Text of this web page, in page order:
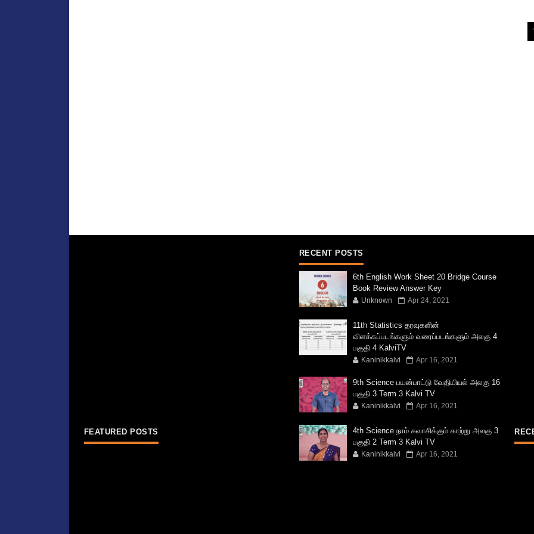
FEATURED POSTS
RECENT POSTS
6th English Work Sheet 20 Bridge Course
Book Review Answer Key
Unknown Apr 24, 2021
11th Statistics தரவுகளின்
விளக்கப்படங்களும் வரைப்படங்களும் அலகு 4
பகுதி 4 KalviTV
Kaninikkalvi Apr 16, 2021
9th Science பயன்பாட்டு வேதியியல் அலகு 16
பகுதி 3 Term 3 Kalvi TV
Kaninikkalvi Apr 16, 2021
4th Science நாம் சுவாசிக்கும் காற்று அலகு 3
பகுதி 2 Term 3 Kalvi TV
Kaninikkalvi Apr 16, 2021